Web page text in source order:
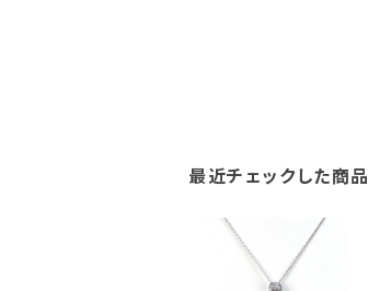
最近チェックした商品